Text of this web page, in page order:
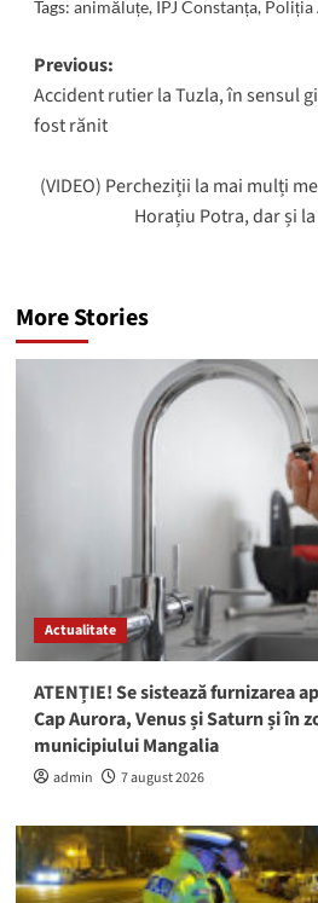
Tags: animăluțe, IPJ Constanța, Poliția
Post
navigation
Previous:
Accident rutier la Tuzla, în sensul
fost rănit
(VIDEO) Percheziții la mai mulți
Horațiu Potra, dar și
More Stories
Actualitate
ATENȚIE! Se sistează furnizarea
Cap Aurora, Venus și Saturn și în
municipiului Mangalia
admin 7 august 2026